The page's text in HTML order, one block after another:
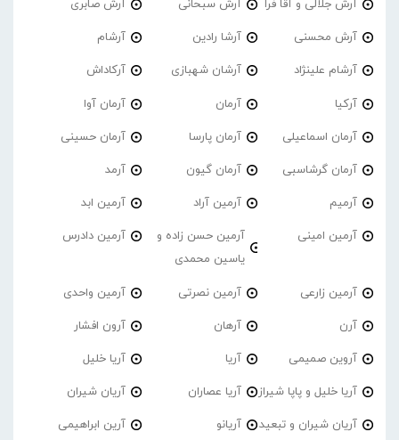
آرش جلالی و آقا فرا آرش سبحانی آرش صابری
آرش محسنی آرشا رادین آرشام
آرشام علینژاد آرشان شهبازی آرکاداش
آرکیا آرمان آرمان آوا
آرمان اسماعیلی آرمان پارسا آرمان حسینی
آرمان گرشاسبی آرمان گیون آرمد
آرمیم آرمین آراد آرمین ابد
آرمین امینی
آرمین حسن زاده و
یاسین محمدی
آرمین دادرس
آرمین زارعی آرمین نصرتی آرمین واحدی
آرن آرهان آرون افشار
آروین صمیمی آریا آریا خلیل
آریا خلیل و پاپا شیراز آریا عصاران آریان شیران
آریان شیران و تبعید آریانو آرین ابراهیمی